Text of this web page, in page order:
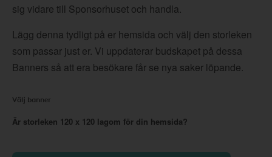
sig vidare till Sponsorhuset och handla.
Lägg denna tydligt på er hemsida och välj den storleken
som passar just er. Vi uppdaterar budskapet på dessa
Banners så att era besökare får se nya saker löpande.
Välj banner
Är storleken 120 x 120 lagom för din hemsida?